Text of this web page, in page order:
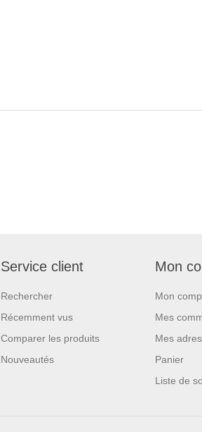
Service client
Rechercher
Récemment vus
Comparer les produits
Nouveautés
Mon
Mon
Mes
Mes
Panier
Liste de